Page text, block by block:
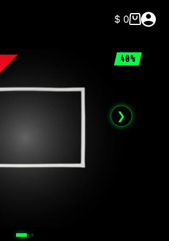
Carro
$0
40%
❯